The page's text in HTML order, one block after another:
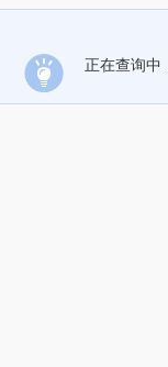
正在查询中